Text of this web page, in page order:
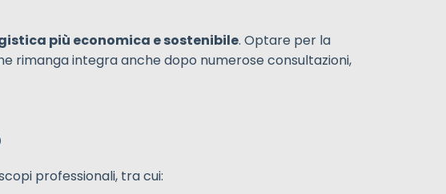
più economica e sostenibile. Optare per la
rimanga integra anche dopo numerose consultazioni,
professionali, tra cui: